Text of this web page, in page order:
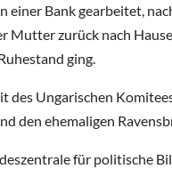
einer Bank gearbeitet,
Mutter zurück nach
ging.
des Ungarischen
den ehemaligen
für politische